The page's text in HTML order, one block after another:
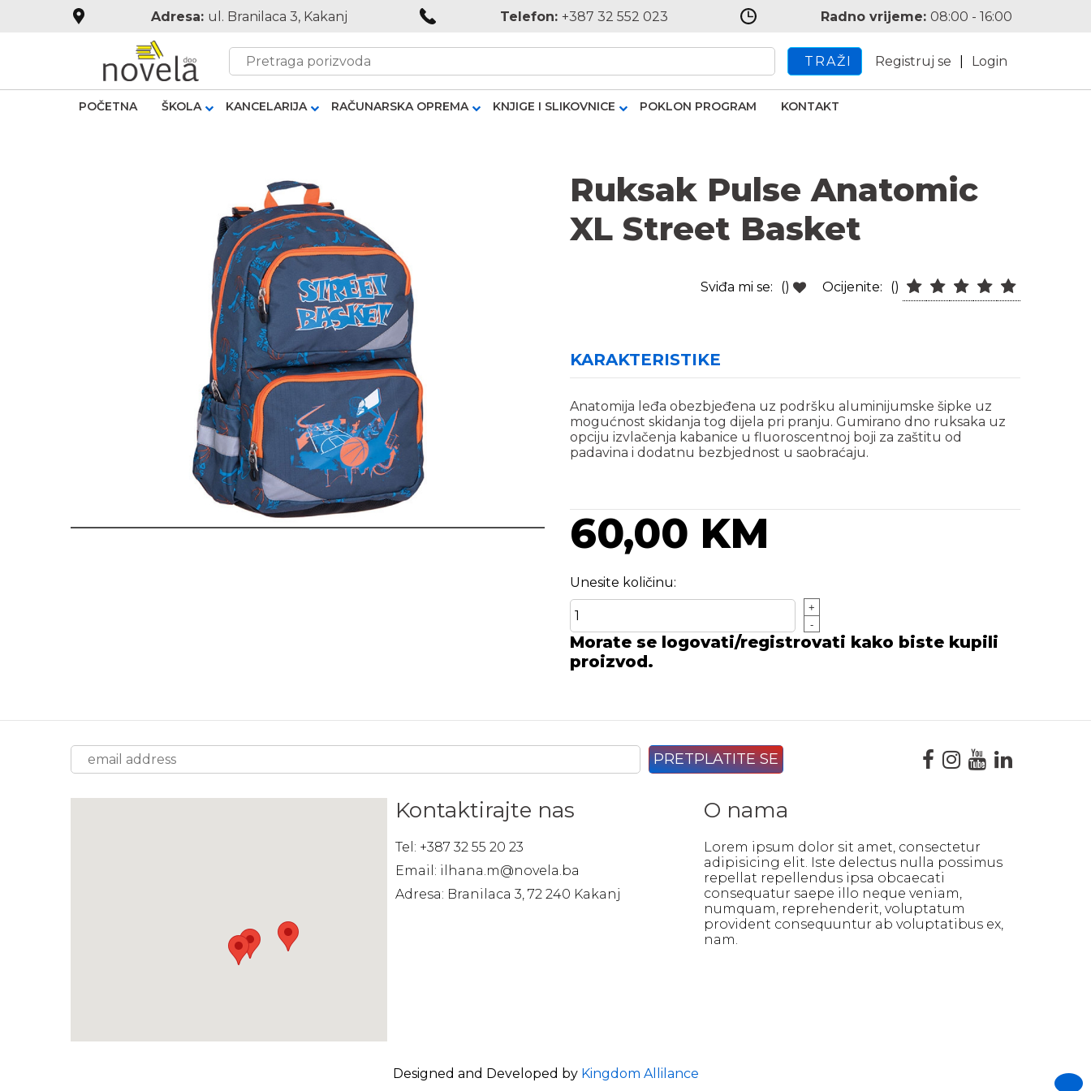
Adresa: ul. Branilaca 3, Kakanj Telefon: +387 32 552 023 Radno vrijeme: 08:00 - 16:00
TRAŽI Registruj se Login
POČETNA ŠKOLA KANCELARIJA RAČUNARSKA OPREMA KNJIGE I SLIKOVNICE POKLON PROGRAM KONTAKT
Ruksak Pulse Anatomic
XL Street Basket
Sviđa mi se: () Ocijenite: ()
KARAKTERISTIKE
Anatomija leđa obezbjeđena uz podršku aluminijumske šipke uz
mogućnost skidanja tog dijela pri pranju. Gumirano dno ruksaka uz
opciju izvlačenja kabanice u fluoroscentnoj boji za zaštitu od
padavina i dodatnu bezbjednost u saobraćaju.
60,00 KM
Unesite količinu:
+
-
Morate se logovati/registrovati kako biste kupili
proizvod.
Kontaktirajte nas
Tel: +387 32 55 20 23
Email: ilhana.m@novela.ba
Adresa: Branilaca 3, 72 240 Kakanj
O nama
Lorem ipsum dolor sit amet, consectetur
adipisicing elit. Iste delectus nulla possimus
repellat repellendus ipsa obcaecati
consequatur saepe illo neque veniam,
numquam, reprehenderit, voluptatum
provident consequuntur ab voluptatibus ex,
nam.
Designed and Developed by Kingdom Allilance